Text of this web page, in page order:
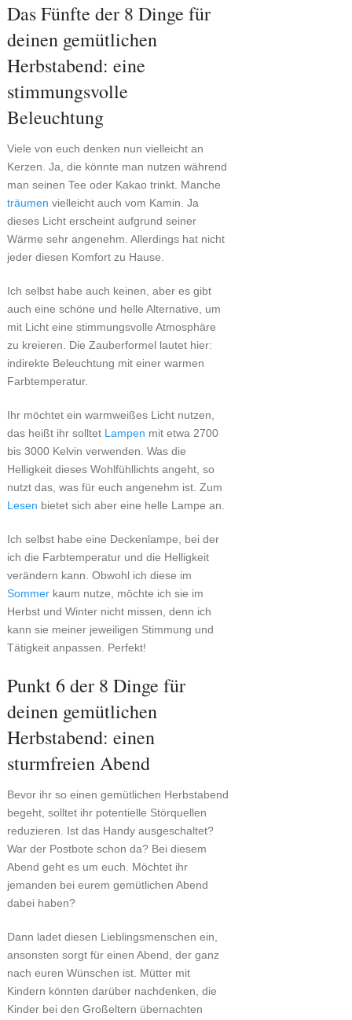
Das Fünfte der 8 Dinge für
deinen gemütlichen
Herbstabend: eine
stimmungsvolle
Beleuchtung
Viele von euch denken nun vielleicht an
Kerzen. Ja, die könnte man nutzen während
man seinen Tee oder Kakao trinkt. Manche
träumen vielleicht auch vom Kamin. Ja
dieses Licht erscheint aufgrund seiner
Wärme sehr angenehm. Allerdings hat nicht
jeder diesen Komfort zu Hause.
Ich selbst habe auch keinen, aber es gibt
auch eine schöne und helle Alternative, um
mit Licht eine stimmungsvolle Atmosphäre
zu kreieren. Die Zauberformel lautet hier:
indirekte Beleuchtung mit einer warmen
Farbtemperatur.
Ihr möchtet ein warmweißes Licht nutzen,
das heißt ihr solltet Lampen mit etwa 2700
bis 3000 Kelvin verwenden. Was die
Helligkeit dieses Wohlfühllichts angeht, so
nutzt das, was für euch angenehm ist. Zum
Lesen bietet sich aber eine helle Lampe an.
Ich selbst habe eine Deckenlampe, bei der
ich die Farbtemperatur und die Helligkeit
verändern kann. Obwohl ich diese im
Sommerkaum nutze, möchte ich sie im
Herbst und Winter nicht missen, denn ich
kann sie meiner jeweiligen Stimmung und
Tätigkeit anpassen. Perfekt!
Punkt 6 der 8 Dinge für
deinen gemütlichen
Herbstabend: einen
sturmfreien Abend
Bevor ihr so einen gemütlichen Herbstabend
begeht, solltet ihr potentielle Störquellen
reduzieren. Ist das Handy ausgeschaltet?
War der Postbote schon da? Bei diesem
Abend geht es um euch. Möchtet ihr
jemanden bei eurem gemütlichen Abend
dabei haben?
Dann ladet diesen Lieblingsmenschen ein,
ansonsten sorgt für einen Abend, der ganz
nach euren Wünschen ist. Mütter mit
Kindern könnten darüber nachdenken, die
Kinder bei den Großeltern übernachten